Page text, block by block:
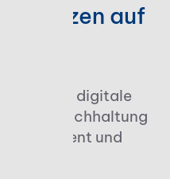
setzen auf
digitale
Buchhaltung
effizient und